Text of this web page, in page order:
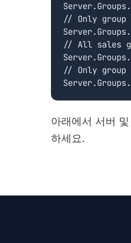
// Only group
// All sales
// Only
아래에서 서버
하세요.